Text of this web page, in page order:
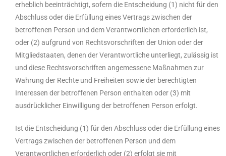
erheblich beeinträchtigt, sofern die Entscheidung (1) nicht für den
Abschluss oder die Erfüllung eines Vertrags zwischen der
betroffenen Person und dem Verantwortlichen erforderlich ist,
oder (2) aufgrund von Rechtsvorschriften der Union oder der
Mitgliedstaaten, denen der Verantwortliche unterliegt, zulässig ist
und diese Rechtsvorschriften angemessene Maßnahmen zur
Wahrung der Rechte und Freiheiten sowie der berechtigten
Interessen der betroffenen Person enthalten oder (3) mit
ausdrücklicher Einwilligung der betroffenen Person erfolgt.
Ist die Entscheidung (1) für den Abschluss oder die Erfüllung eines
Vertrags zwischen der betroffenen Person und dem
Verantwortlichen erforderlich oder (2) erfolgt sie mit